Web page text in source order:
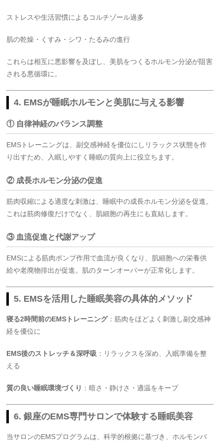
ストレスや生活習慣によるコルチゾール過多
肌の乾燥・くすみ・シワ・たるみの進行
これらは相互に悪影響を及ぼし、美肌をつくるホルモン分泌が阻害
される悪循環に。
4. EMSが睡眠ホルモンと美肌に与える影響
① 自律神経のバランス調整
EMSトレーニングは、副交感神経を優位にしリラックス状態を作
り出すため、入眠しやすく睡眠の質向上に役立ちます。
② 成長ホルモン分泌の促進
筋肉収縮による適度な刺激は、睡眠中の成長ホルモン分泌を促進。
これは筋肉修復だけでなく、肌細胞の再生にも直結します。
③ 血流促進と代謝アップ
EMSによる筋肉ポンプ作用で血流が良くなり、肌細胞への栄養供
給や老廃物排出が促進。肌のターンオーバーが正常化します。
5. EMSを活用した睡眠美容の具体的メソッド
寝る2時間前のEMSトレーニング：筋肉をほどよく刺激し副交感神
経を優位に
EMS後のストレッチ＆深呼吸 ：リラックスを深め、入眠準備を整
える
質の良い睡眠環境づくり ：暗さ・静けさ・適温をキープ
6. 銀座のEMS専門サロンで体験する睡眠美容
当サロンのEMSプログラムは、科学的根拠に基づき、ホルモンバ